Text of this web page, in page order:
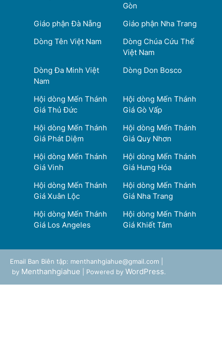
Gòn
Giáo phận Đà Nẵng
Giáo phận Nha Trang
Dòng Tên Việt Nam
Dòng Chúa Cứu Thế
Việt Nam
Dòng Đa Minh Việt
Nam
Dòng Don Bosco
Hội dòng Mến Thánh
Giá Thủ Đức
Hội dòng Mến Thánh
Giá Gò Vấp
Hội dòng Mến Thánh
Giá Phát Diệm
Hội dòng Mến Thánh
Giá Quy Nhơn
Hội dòng Mến Thánh
Giá Vinh
Hội dòng Mến Thánh
Giá Hưng Hóa
Hội dòng Mến Thánh
Giá Xuân Lộc
Hội dòng Mến Thánh
Giá Nha Trang
Hội dòng Mến Thánh
Giá Los Angeles
Hội dòng Mến Thánh
Giá Khiết Tâm
Email Ban Biên tập: menthanhgiahue@gmail.com |
by Menthanhgiahue | Powered by WordPress.